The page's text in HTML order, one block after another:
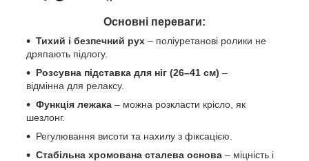
Основні переваги:
Тихий і безпечний рух – поліуретанові ролики не
дряпають підлогу.
Розсувна підставка для ніг (26–41 см) –
відмінна для релаксу.
Функція лежака – можна розкласти крісло, як
шезлонг.
Регулювання висоти та нахилу з фіксацією.
Стабільна хромована сталева основа – міцність і